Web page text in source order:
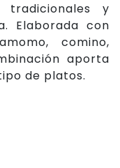
y
Elaborada con
comino,
aporta
de platos.